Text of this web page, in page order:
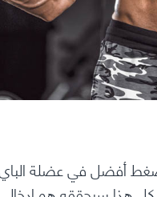
في عضلة الباي